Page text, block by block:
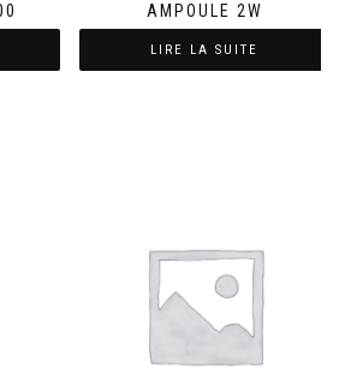
AMPOULE 2W
LIRE LA SUITE